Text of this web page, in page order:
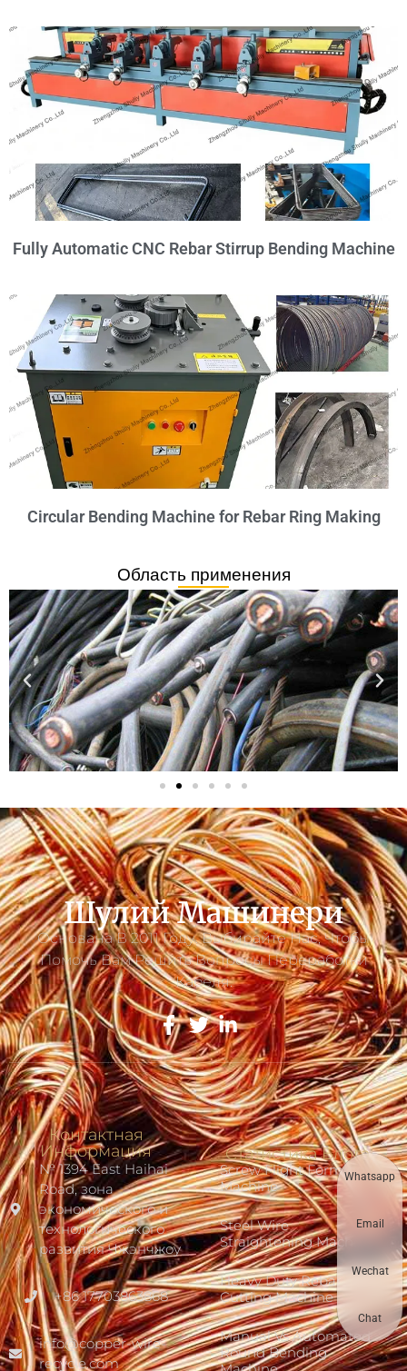
Fully Automatic CNC Rebar Stirrup Bending Machine
Circular Bending Machine for Rebar Ring Making
Область применения
Шулий Машинери
Основана В 2011 Году. Выбирайте Нас, Чтобы
Помочь Вам Решить Вопросы Переработки
Кабеля.
Контактная
Информация
№ 1394 East Haihai
Road, зона
экономического и
технологического
развития Чжэнчжоу
+86 17703863868
info@copper-wire-
recycle.com
Статистика Блога
Screw Flight Forming
Machine
Steel Wire
Straightening Machine
Heavy Duty Rebar
Cutting Machine
Manual Vs Automated
Round Bending
Whatsapp
Email
Wechat
Chat